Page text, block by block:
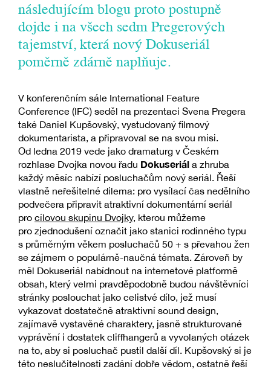
následujícím blogu proto postupně
dojde i na všech sedm Pregerových
tajemství, která nový Dokuseriál
poměrně zdárně naplňuje.
V konferenčním sále International Feature
Conference (IFC) seděl na prezentaci Svena Pregera
také Daniel Kupšovský, vystudovaný filmový
dokumentarista, a připravoval se na svou misi.
Od ledna 2019 vede jako dramaturg v Českém
rozhlase Dvojka novou řadu Dokuseriál a zhruba
každý měsíc nabízí posluchačům nový seriál. Řeší
vlastně neřešitelné dilema: pro vysílací čas nedělního
podvečera připravit atraktivní dokumentární seriál
pro cílovou skupinu Dvojky, kterou můžeme
pro zjednodušení označit jako stanici rodinného typu
s průměrným věkem posluchačů 50 + s převahou žen
se zájmem o populárně-naučná témata. Zároveň by
měl Dokuseriál nabídnout na internetové platformě
obsah, který velmi pravděpodobně budou návštěvníci
stránky poslouchat jako celistvé dílo, jež musí
vykazovat dostatečně atraktivní sound design,
zajímavě vystavěné charaktery, jasně strukturované
vyprávění i dostatek cliffhangerů a vyvolaných otázek
na to, aby si posluchač pustil další díl. Kupšovský si je
této neslučitelnosti zadání dobře vědom, ostatně řeší